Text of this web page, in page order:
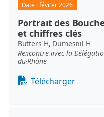
Date :février 2026
Portrait des
et chiffres clés
Butters H, Dumesnil H
Rencontre avec la
du-Rhône
Document
Télécharger